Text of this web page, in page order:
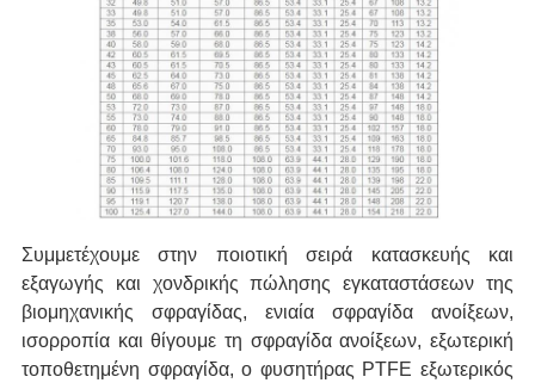
Συμμετέχουμε στην ποιοτική σειρά κατασκευής και
εξαγωγής και χονδρικής πώλησης εγκαταστάσεων της
βιομηχανικής σφραγίδας, ενιαία σφραγίδα ανοίξεων,
ισορροπία και θίγουμε τη σφραγίδα ανοίξεων, εξωτερική
τοποθετημένη σφραγίδα, ο φυσητήρας PTFE εξωτερικός